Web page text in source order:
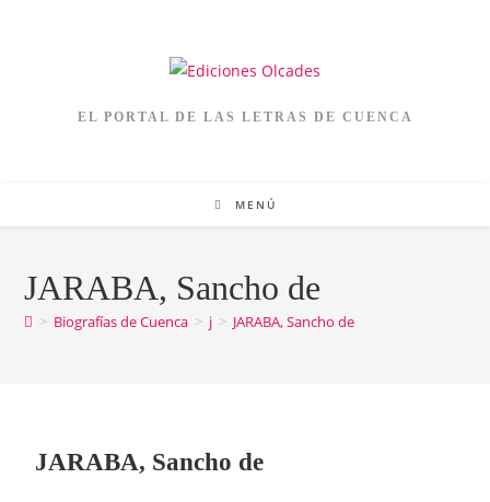
EL PORTAL DE LAS LETRAS DE CUENCA
MENÚ
JARABA, Sancho de
> Biografías de Cuenca > j > JARABA, Sancho de
JARABA, Sancho de